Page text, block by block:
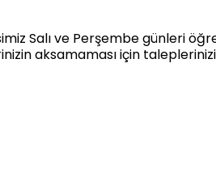
Salı ve Perşembe günleri
aksamaması için